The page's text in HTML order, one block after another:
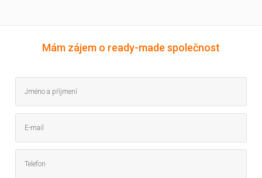
Mám zájem o ready-made společnost